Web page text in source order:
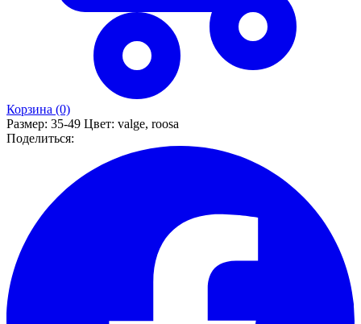
Корзина (0)
Размер: 35-49 Цвет: valge, roosa
Поделиться: